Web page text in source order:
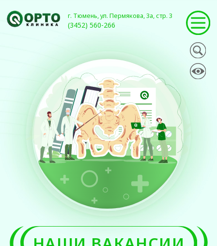
(3452) 560-266
НАШИ ВАКАНСИИ
Наши специалисты - это команда
высококвалифицированных профессионалов с многолетним
опытом в лечении заболеваний суставов и позвоночника.